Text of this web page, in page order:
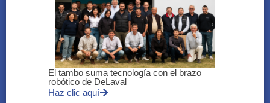
El tambo suma tecnología con el brazo
robótico de DeLaval
Haz clic aquí